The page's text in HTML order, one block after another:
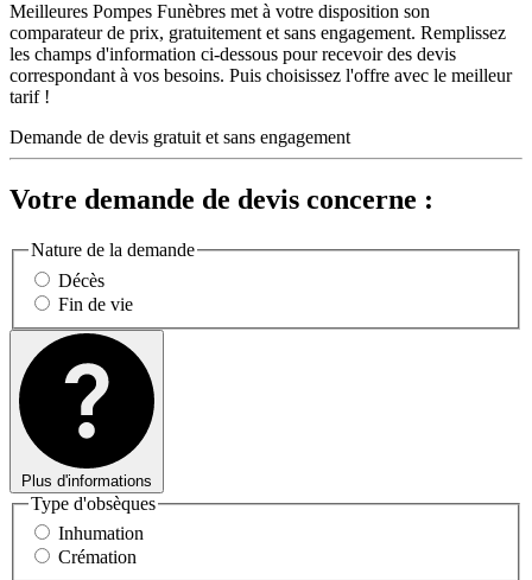
Meilleures Pompes Funèbres met à votre disposition son
comparateur de prix, gratuitement et sans engagement. Remplissez
les champs d'information ci-dessous pour recevoir des devis
correspondant à vos besoins. Puis choisissez l'offre avec le meilleur
tarif !
Demande de devis gratuit et sans engagement
Votre demande de devis concerne :
Nature de la demande
Décès
Fin de vie
Plus d'informations
Type d'obsèques
Inhumation
Crémation